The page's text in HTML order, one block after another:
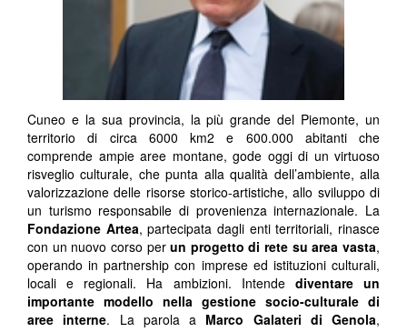
Cuneo e la sua provincia, la più grande del Piemonte, un
territorio di circa 6000 km2 e 600.000 abitanti che
comprende ampie aree montane, gode oggi di un virtuoso
risveglio culturale, che punta alla qualità dell’ambiente, alla
valorizzazione delle risorse storico-artistiche, allo sviluppo di
un turismo responsabile di provenienza internazionale. La
Fondazione Artea, partecipata dagli enti territoriali, rinasce
con un nuovo corso perun progetto di rete su area vasta,
operando in partnership con imprese ed istituzioni culturali,
locali e regionali. Ha ambizioni. Intendediventare un
importante modello nella gestione socio-culturale di
aree interne. La parola a Marco Galateri di Genola,